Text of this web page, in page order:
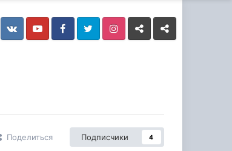
VkontakteYouTube FacebookTwitter InstagramLivejournalOdnoklassniki
Поделиться Подписчики 4